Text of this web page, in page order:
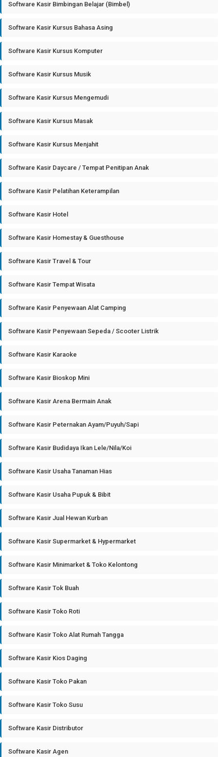
Software Kasir Bimbingan Belajar (Bimbel)
Software Kasir Kursus Bahasa Asing
Software Kasir Kursus Komputer
Software Kasir Kursus Musik
Software Kasir Kursus Mengemudi
Software Kasir Kursus Masak
Software Kasir Kursus Menjahit
Software Kasir Daycare / Tempat Penitipan Anak
Software Kasir Pelatihan Keterampilan
Software Kasir Hotel
Software Kasir Homestay & Guesthouse
Software Kasir Travel & Tour
Software Kasir Tempat Wisata
Software Kasir Penyewaan Alat Camping
Software Kasir Penyewaan Sepeda / Scooter Listrik
Software Kasir Karaoke
Software Kasir Bioskop Mini
Software Kasir Arena Bermain Anak
Software Kasir Peternakan Ayam/Puyuh/Sapi
Software Kasir Budidaya Ikan Lele/Nila/Koi
Software Kasir Usaha Tanaman Hias
Software Kasir Usaha Pupuk & Bibit
Software Kasir Jual Hewan Kurban
Software Kasir Supermarket & Hypermarket
Software Kasir Minimarket & Toko Kelontong
Software Kasir Tok Buah
Software Kasir Toko Roti
Software Kasir Toko Alat Rumah Tangga
Software Kasir Kios Daging
Software Kasir Toko Pakan
Software Kasir Toko Susu
Software Kasir Distributor
Software Kasir Agen